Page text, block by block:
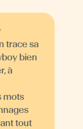
trace sa
bien
à
mots
tout